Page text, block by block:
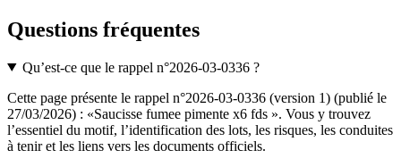
Questions fréquentes
Qu’est-ce que le rappel n°2026-03-0336 ?
Cette page présente le rappel n°2026-03-0336 (version 1) (publié le
27/03/2026) : «Saucisse fumee pimente x6 fds ». Vous y trouvez
l’essentiel du motif, l’identification des lots, les risques, les conduites
à tenir et les liens vers les documents officiels.